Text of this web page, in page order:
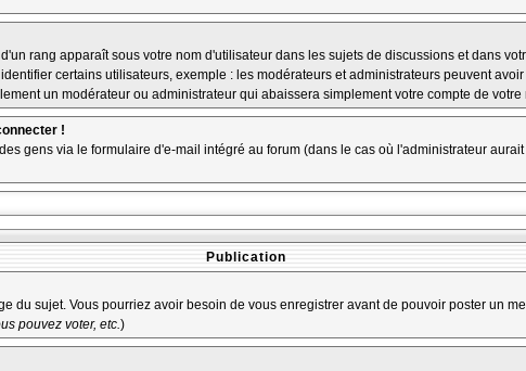
rang apparaît sous votre nom d'utilisateur dans les sujets de discussions et dans
certains utilisateurs, exemple : les modérateurs et administrateurs peuvent
un modérateur ou administrateur qui abaissera simplement votre compte de
!
gens via le formulaire d'e-mail intégré au forum (dans le cas où l'administrateur
Publication
du sujet. Vous pourriez avoir besoin de vous enregistrer avant de pouvoir poster un
pouvez voter, etc.)